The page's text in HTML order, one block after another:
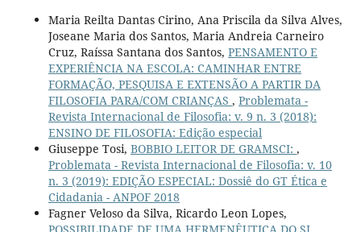
Maria Reilta Dantas Cirino, Ana Priscila da Silva Alves,
Joseane Maria dos Santos, Maria Andreia Carneiro
Cruz, Raíssa Santana dos Santos, PENSAMENTO E
EXPERIÊNCIA NA ESCOLA: CAMINHAR ENTRE
FORMAÇÃO, PESQUISA E EXTENSÃO A PARTIR DA
FILOSOFIA PARA/COM CRIANÇAS , Problemata -
Revista Internacional de Filosofia: v. 9 n. 3 (2018):
ENSINO DE FILOSOFIA: Edição especial
Giuseppe Tosi, BOBBIO LEITOR DE GRAMSCI: ,
Problemata - Revista Internacional de Filosofia: v. 10
n. 3 (2019): EDIÇÃO ESPECIAL: Dossiê do GT Ética e
Cidadania - ANPOF 2018
Fagner Veloso da Silva, Ricardo Leon Lopes,